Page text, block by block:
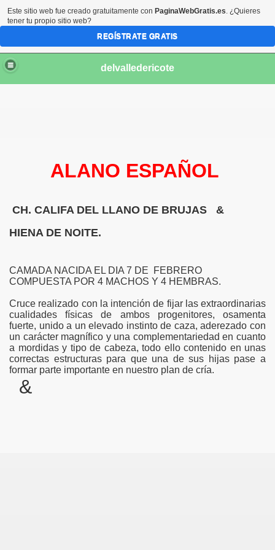
delvalledericote
ALANO ESPAÑOL
CH. CALIFA DEL LLANO DE BRUJAS &
HIENA DE NOITE.
CAMADA NACIDA EL DIA 7 DE FEBRERO
COMPUESTA POR 4 MACHOS Y 4 HEMBRAS.
Cruce realizado con la intención de fijar las extraordinarias
cualidades físicas de ambos progenitores, osamenta
fuerte, unido a un elevado instinto de caza, aderezado con
un carácter magnífico y una complementariedad en cuanto
a mordidas y tipo de cabeza, todo ello contenido en unas
correctas estructuras para que una de sus hijas pase a
formar parte importante en nuestro plan de cría.
&
Este sitio web fue creado gratuitamente con PaginaWebGratis.es. ¿Quieres
tener tu propio sitio web?
REGÍSTRATE GRATIS